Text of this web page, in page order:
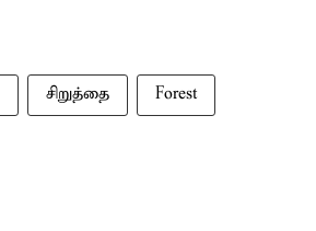
சிறுத்தை Forest